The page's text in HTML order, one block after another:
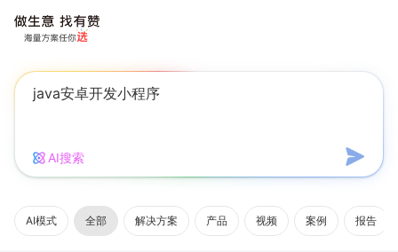
AI搜索
AI模式 全部 解决方案 产品 视频 案例 报告